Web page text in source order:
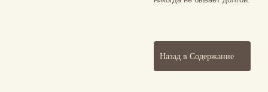
Назад в Содержание